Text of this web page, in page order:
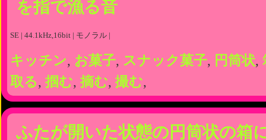
を指で漁る音
SE | 44.1kHz,16bit | モノラル |
キッチン, お菓子, スナック菓子, 円筒状,
取る, 掴む, 摘む, 撮む,
ふたが開いた状態の円筒状の箱